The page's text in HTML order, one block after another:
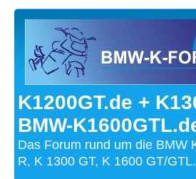
K1200GT.de +
BMW-
Das Forum rund um die BMW
R, K 1300 GT, K 1600 GT/GTL.